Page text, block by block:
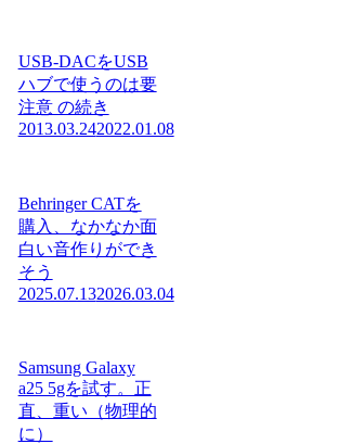
USB-DACをUSB
ハブで使うのは要
注意 の続き
2013.03.242022.01.08
Behringer CATを
購入、なかなか面
白い音作りができ
そう
2025.07.132026.03.04
Samsung Galaxy
a25 5gを試す。正
直、重い（物理的
に）